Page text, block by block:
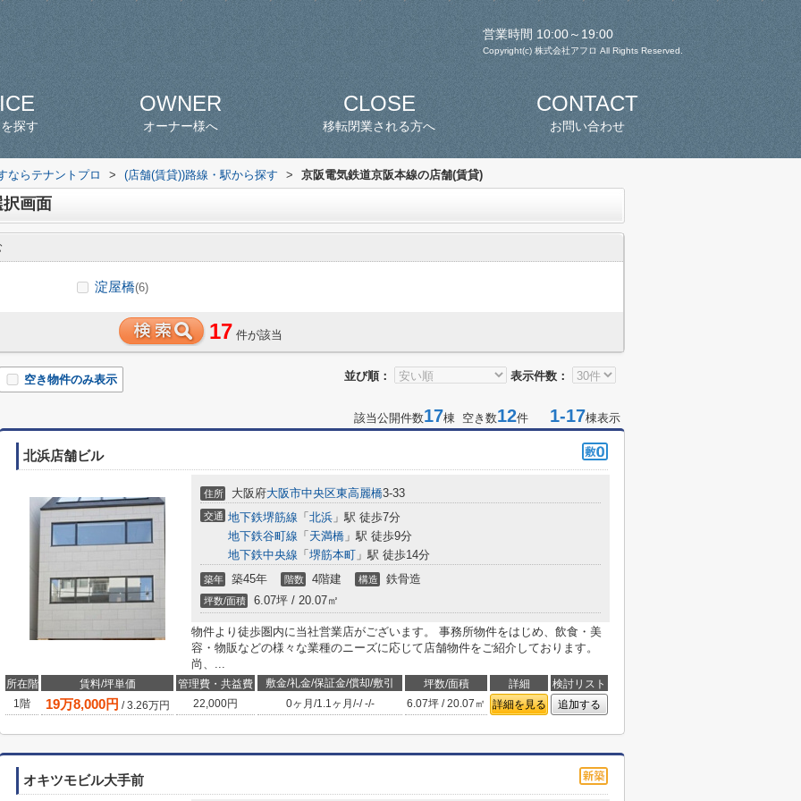
営業時間 10:00～19:00
Copyright(c) 株式会社アフロ All Rights Reserved.
探す
OWNER
オーナー様へ
CLOSE
移転閉業される方へ
CONTACT
お問い合わせ
ならテナントプロ > (店舗(賃貸))路線・駅から探す > 京阪電気鉄道京阪本線の店舗(賃貸)
画面
淀屋橋(6)
17 件が該当
並び順： 表示件数：
空き物件のみ表示
該当公開件数17棟 空き数12件 1-17棟表示
北浜店舗ビル
住所 大阪府大阪市中央区東高麗橋3-33
交通 地下鉄堺筋線 「 北浜 」駅 徒歩7分
地下鉄谷町線 「 天満橋 」駅 徒歩9分
地下鉄中央線 「 堺筋本町 」駅 徒歩14分
築年 築45年 階数 4階建 構造 鉄骨造
坪数/面積 6.07坪 / 20.07㎡
物件より徒歩圏内に当社営業店がございます。 事務所物件をはじめ、飲食・美
容・物販などの様々な業種のニーズに応じて店舗物件をご紹介しております。
尚、...
所在階 賃料/坪単価 管理費・共益費 敷金/礼金/保証金/償却/敷引 坪数/面積 詳細
検討リスト
1階
19万8,000円 /3.26万円 22,000円 0ヶ月 /1.1ヶ月 /-/-/- 6.07坪 / 20.07㎡ 詳細を見る 追加する
オキツモビル大手前